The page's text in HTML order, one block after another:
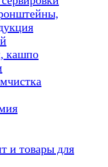
кашпо
и товары для